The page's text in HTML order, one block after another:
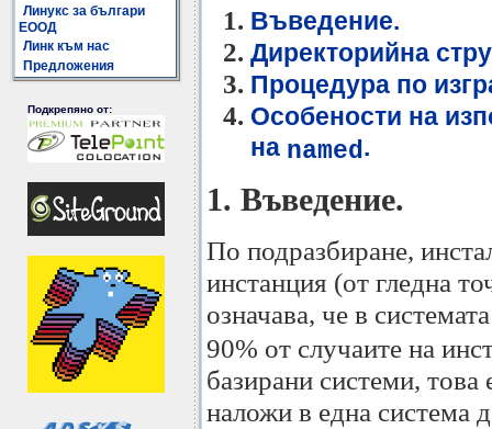
Линукс за българи
ЕООД
Линк към нас
Предложения
Подкрепяно от:
Въведение.
Директорийна
Процедура по
Особености на
на named.
1. Въведение.
По подразбиране,
инстанция (от гледна
означава, че в
90% от случаите на
базирани системи,
наложи в една система